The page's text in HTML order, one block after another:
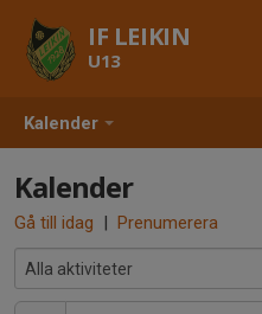
Kalender
IF LEIKIN
U13
Kalender
Gå till idag | Prenumerera